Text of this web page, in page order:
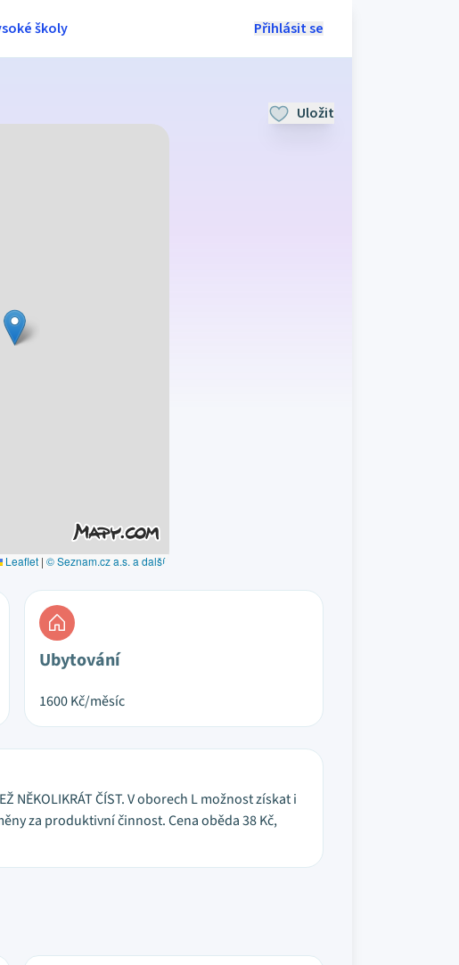
Přihlásit se
školy
Uložit
Leaflet | © Seznam.cz a.s. a další
Ubytování
1600Kč/měsíc
NĚKOLIKRÁT ČÍST. V oborech L možnost získat i
za produktivní činnost. Cena oběda 38 Kč,